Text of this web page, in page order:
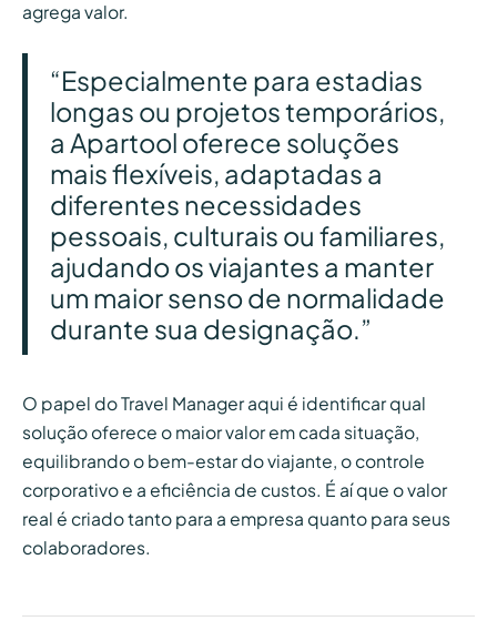
agrega valor.
“Especialmente para estadias
longas ou projetos temporários,
a Apartool oferece soluções
mais flexíveis, adaptadas a
diferentes necessidades
pessoais, culturais ou familiares,
ajudando os viajantes a manter
um maior senso de normalidade
durante sua designação.”
O papel do Travel Manager aqui é identificar qual
solução oferece o maior valor em cada situação,
equilibrando o bem-estar do viajante, o controle
corporativo e a eficiência de custos. É aí que o valor
real é criado tanto para a empresa quanto para seus
colaboradores.